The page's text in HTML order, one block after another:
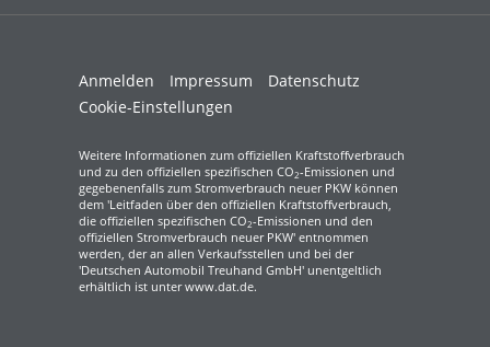
Anmelden Impressum
Datenschutz
Cookie-Einstellungen
Weitere Informationen zum offiziellen Kraftstoffverbrauch
und zu den offiziellen spezifischen CO2-Emissionen und
gegebenenfalls zum Stromverbrauch neuer PKW können
dem 'Leitfaden über den offiziellen Kraftstoffverbrauch,
die offiziellen spezifischen CO2-Emissionen und den
offiziellen Stromverbrauch neuer PKW' entnommen
werden, der an allen Verkaufsstellen und bei der
'Deutschen Automobil Treuhand GmbH' unentgeltlich
erhältlich ist unter www.dat.de.